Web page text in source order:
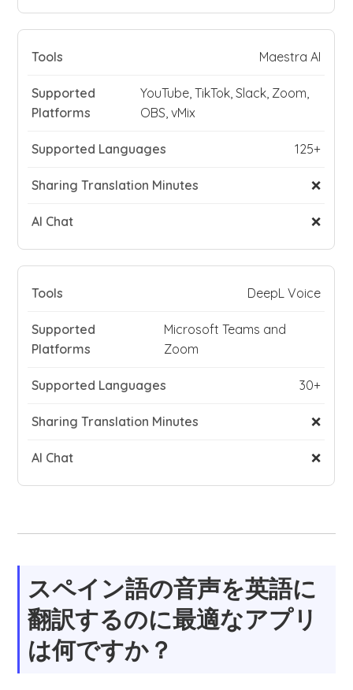
Maestra AI
YouTube, TikTok, Slack, Zoom,
OBS, vMix
125+
❌
❌
DeepL Voice
Microsoft Teams and
Zoom
30+
❌
❌
スペイン語の音声を英語に
翻訳するのに最適なアプリ
は何ですか？